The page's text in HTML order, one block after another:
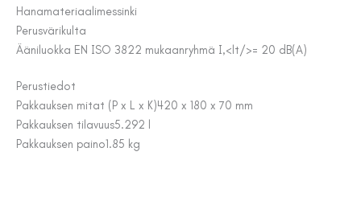
Hanamateriaalimessinki
Perusvärikulta
Ääniluokka EN ISO 3822 mukaanryhmä I,<lt/>= 20 dB(A)
Perustiedot
Pakkauksen mitat (P x L x K)420 x 180 x 70 mm
Pakkauksen tilavuus5.292 l
Pakkauksen paino1.85 kg